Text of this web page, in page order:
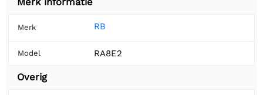
Merk RB
Model RA8E2
Overig